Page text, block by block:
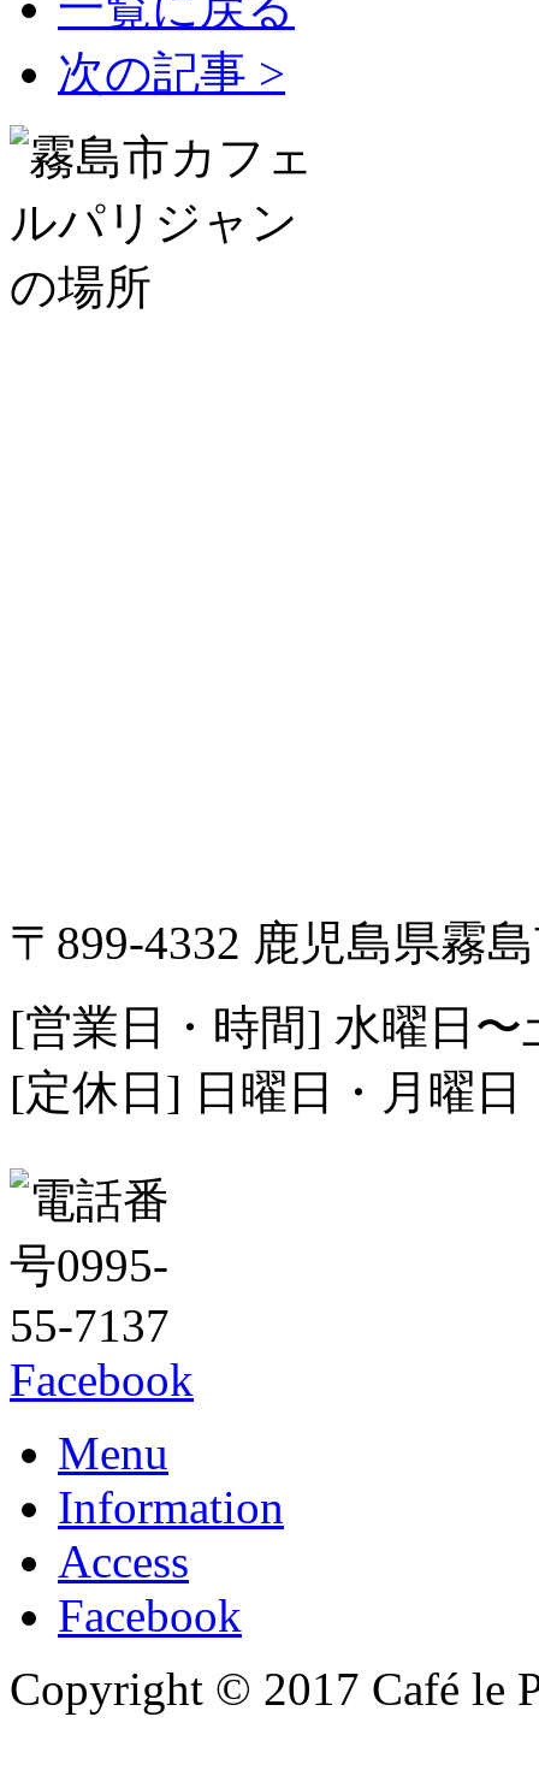
次の記事 >
〒899-4332 鹿児島県霧
[営業日・時間] 水曜日〜
[定休日] 日曜日・月曜日
Facebook
Menu
Information
Access
Facebook
Copyright © 2017 Café le